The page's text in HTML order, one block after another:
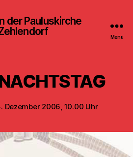
der Pauluskirche
Menü
Dezember 2006, 10.00 Uhr